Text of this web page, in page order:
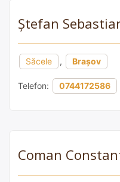
Ștefan
Săcele , Brașov
Telefon: 0744172586
Coman